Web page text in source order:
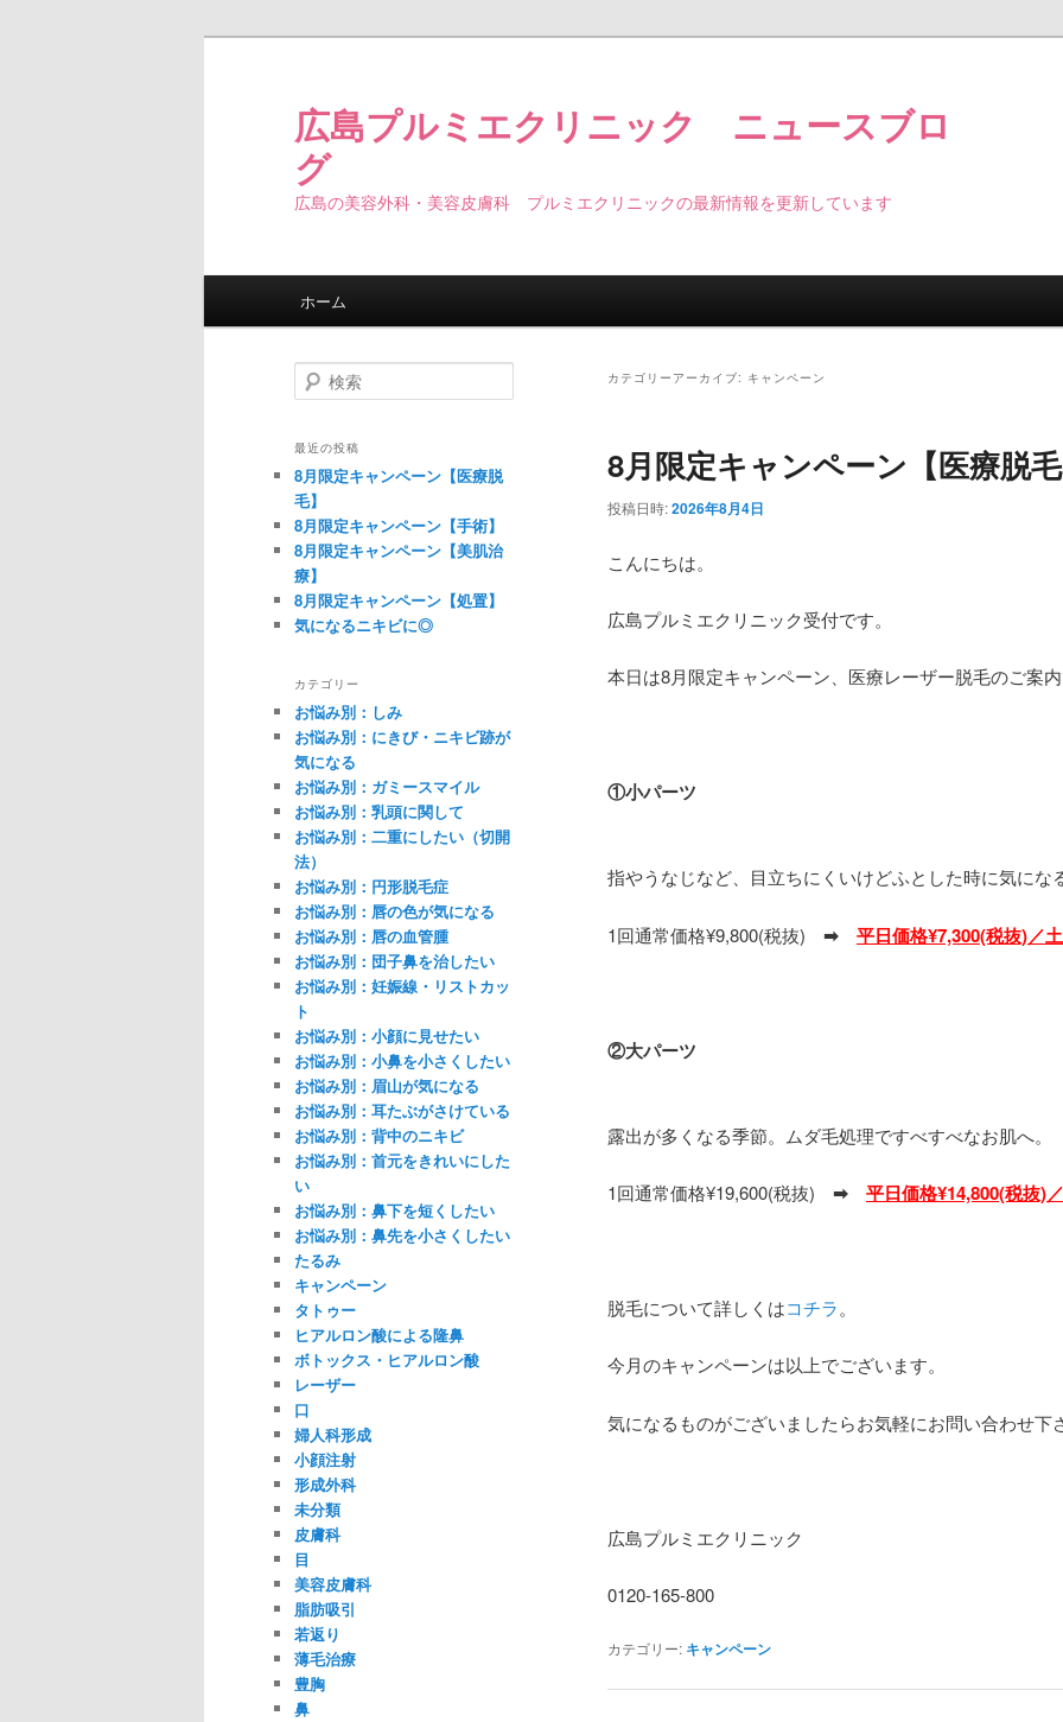
広島プルミエクリニック ニュースブロ
グ
広島の美容外科・美容皮膚科 プルミエクリニックの最新情報を更新しています
メインコンテンツへ移動
サブコンテンツへ移動
ホーム
カテゴリーアーカイブ: キャンペーン
8月限定キャンペーン【医療脱
投稿日時:2026年8月4日
こんにちは。
広島プルミエクリニック受付です。
本日は8月限定キャンペーン、医療レーザー脱毛のご案
①小パーツ
指やうなじなど、目立ちにくいけどふとした時に気にな
1回通常価格¥9,800(税抜) ➡ 平日価格¥7,300(税抜)／
②大パーツ
露出が多くなる季節。ムダ毛処理ですべすべなお肌へ。
1回通常価格¥19,600(税抜) ➡ 平日価格¥14,800(税抜)
脱毛について詳しくはコチラ。
今月のキャンペーンは以上でございます。
気になるものがございましたらお気軽にお問い合わせ下
広島プルミエクリニック
0120-165-800
カテゴリー: キャンペーン
検索
最近の投稿
8月限定キャンペーン【医療脱
毛】
8月限定キャンペーン【手術】
8月限定キャンペーン【美肌治
療】
8月限定キャンペーン【処置】
気になるニキビに◎
カテゴリー
お悩み別：しみ
お悩み別：にきび・ニキビ跡が
気になる
お悩み別：ガミースマイル
お悩み別：乳頭に関して
お悩み別：二重にしたい（切開
法）
お悩み別：円形脱毛症
お悩み別：唇の色が気になる
お悩み別：唇の血管腫
お悩み別：団子鼻を治したい
お悩み別：妊娠線・リストカッ
ト
お悩み別：小顔に見せたい
お悩み別：小鼻を小さくしたい
お悩み別：眉山が気になる
お悩み別：耳たぶがさけている
お悩み別：背中のニキビ
お悩み別：首元をきれいにした
い
お悩み別：鼻下を短くしたい
お悩み別：鼻先を小さくしたい
たるみ
キャンペーン
タトゥー
ヒアルロン酸による隆鼻
ボトックス・ヒアルロン酸
レーザー
口
婦人科形成
小顔注射
形成外科
未分類
皮膚科
目
美容皮膚科
脂肪吸引
若返り
薄毛治療
豊胸
鼻